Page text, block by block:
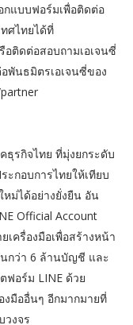
กแบบฟอร์มเพื่อติดต่อ
ศไทยได้ที่
ติดต่อสอบถามเอเจนซี่
พันธมิตรเอเจนซี่ของ
ธุรกิจไทย ที่มุ่งยกระดับ
กอบการไทยให้เทียบ
หม่ได้อย่างยั่งยืน อัน
Official Account
ครื่องมือเพื่อสร้างหน้า
กว่า 6 ล้านบัญชี และ
อร์ม LINE ด้วย
มืออื่นๆ อีกมากมายที่
วงจร